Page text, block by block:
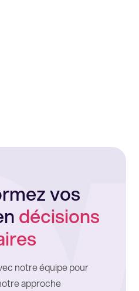
vos
décisions
notre équipe pour
approche